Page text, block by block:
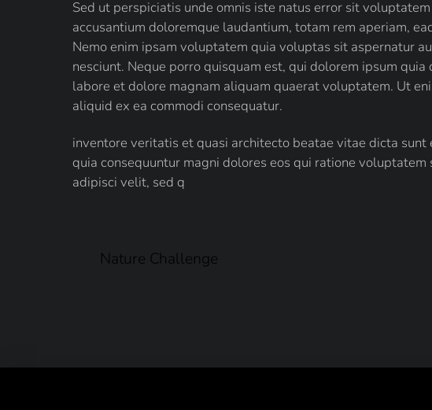
Sed ut perspiciatis unde omnis iste natus error sit
accusantium doloremque laudantium, totam rem aperiam,
Nemo enim ipsam voluptatem quia voluptas sit aspernatur
nesciunt. Neque porro quisquam est, qui dolorem ipsum
labore et dolore magnam aliquam quaerat voluptatem. Ut
aliquid ex ea commodi consequatur.
inventore veritatis et quasi architecto beatae vitae dicta
quia consequuntur magni dolores eos qui ratione
adipisci velit, sed q
Nature Challenge